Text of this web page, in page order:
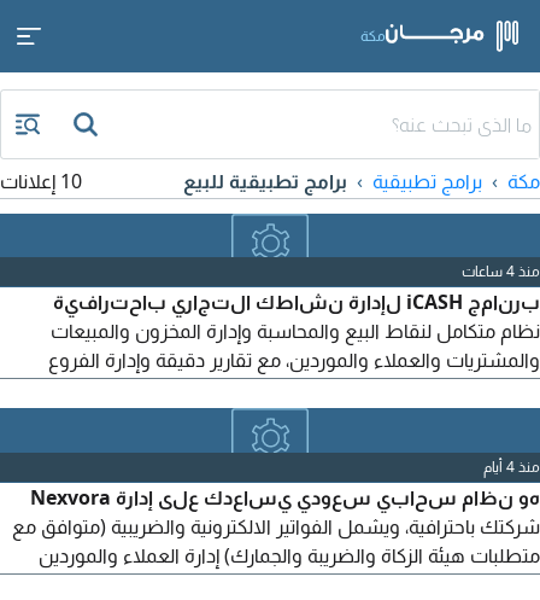
مكة
مكة برامج تطبيقية برامج تطبيقية للبيع 10 إعلانات
منذ 4 ساعات
برنامج iCASH لإدارة نشاطك التجاري باحترافية
نظام متكامل لنقاط البيع والمحاسبة وإدارة المخزون والمبيعات
والمشتريات والعملاء والموردين، مع تقارير دقيقة وإدارة الفروع
منذ 4 أيام
هو نظام سحابي سعودي يساعدك على إدارة Nexvora
شركتك باحترافية، ويشمل الفواتير الالكترونية والضريبية (متوافق مع
متطلبات هيئة الزكاة والضريبة والجمارك) إدارة العملاء والموردين